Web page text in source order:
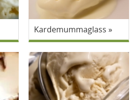
Kardemummaglass